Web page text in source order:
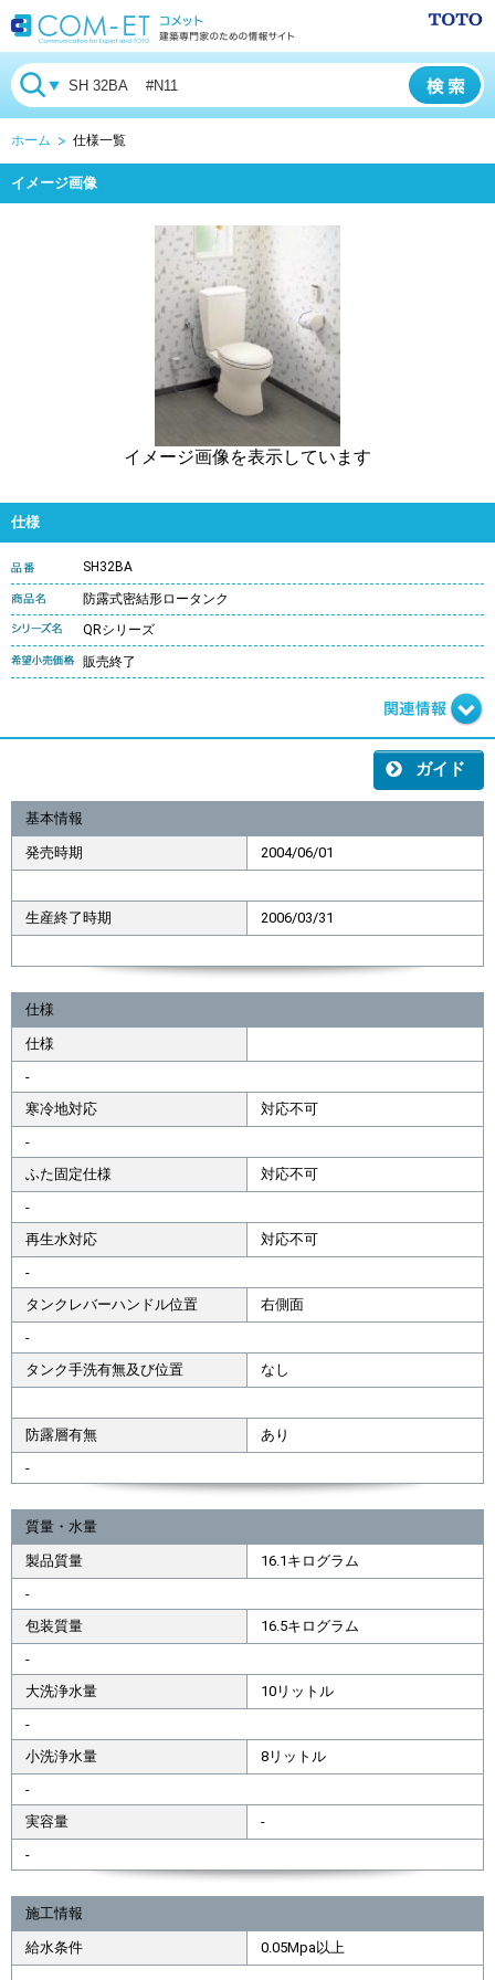
ホーム 仕様一覧
イメージ画像
イメージ画像を表示しています
仕様
SH32BA
防露式密結形ロータンク
QRシリーズ
販売終了
ガイド
基本情報
発売時期 2004/06/01
生産終了時期 2006/03/31
仕様
仕様
-
寒冷地対応
対応不可
-
ふた固定仕様
対応不可
-
再生水対応
対応不可
-
タンクレバーハンドル位置
右側面
-
タンク手洗有無及び位置
なし
防露層有無
あり
-
質量・水量
製品質量
16.1キログラム
-
包装質量
16.5キログラム
-
大洗浄水量
10リットル
-
小洗浄水量
8リットル
-
実容量
-
-
施工情報
給水条件
0.05Mpa以上